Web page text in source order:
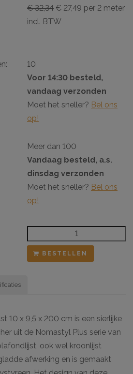
€ 32,34 € 27,49 per 2 meter
incl. BTW
10
Voor 14:30 besteld,
vandaag verzonden
Moet het sneller? Bel ons
op!
Meer dan 100
Vandaag besteld, a.s.
dinsdag verzonden
Moet het sneller? Bel ons
op!
BESTELLEN
10 x 9,5 x 200 cm is een sierlijke
uit de Nomastyl Plus serie van
ook wel kroonlijst
afwerking en is gemaakt